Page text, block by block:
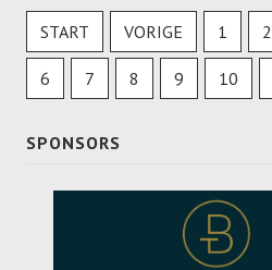
START VORIGE 1 2
6 7 8 9 10
SPONSORS